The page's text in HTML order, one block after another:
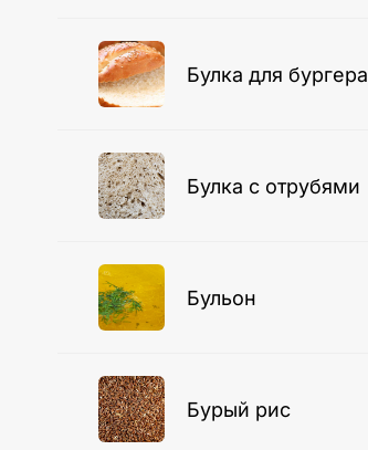
Булка для бургера
Булка с отрубями
Бульон
Бурый рис